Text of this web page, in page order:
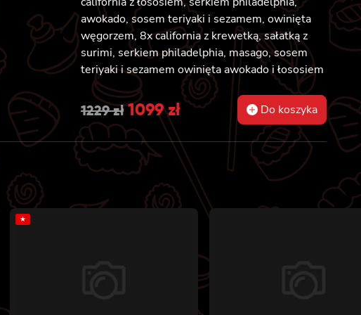
awokado, sosem teriyaki i sezamem, owinięta
węgorzem, 8x california z krewetką, sałatką z
surimi, serkiem philadelphia, masago, sosem
teriyaki i sezamem owinięta awokado i łososiem
1229zł Original
price
was:
1229 zł.
1099złCurrent
price
is:
1099 zł.
Do koszyka
★